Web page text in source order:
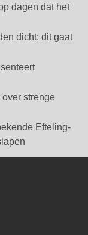
dagen dat het
dicht: dit gaat
strenge
Efteling-